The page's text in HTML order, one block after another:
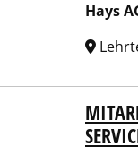
Hays